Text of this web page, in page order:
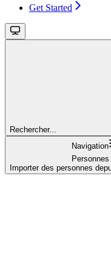
Get Started
Rechercher...
Navigation
Personnes
Importer des personnes